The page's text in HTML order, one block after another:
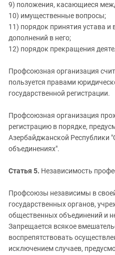
9) положения, касающиеся
10) имущественные вопросы;
11) порядок принятия устава и
дополнений в него;
12) порядок прекращения
Профсоюзная организация
пользуется правами
государственной регистрации.
Профсоюзная организация
регистрацию в порядке,
Азербайджанской Республики
объединениях".
Статья 5. Независимость
Профсоюзы независимы в
государственных органов,
общественных объединений и
Запрещается всякое
воспрепятствовать
исключением случаев,